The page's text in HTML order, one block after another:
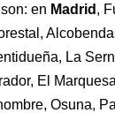
en Madrid ,
La
El
Osuna,